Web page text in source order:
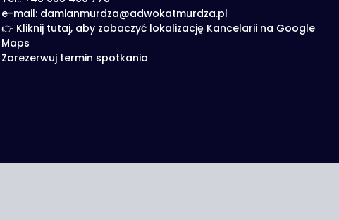
e-mail: damianmurdza@adwokatmurdza.pl
👉 Kliknij tutaj, aby zobaczyć lokalizację Kancelarii na Google
Maps
Zarezerwuj termin spotkania